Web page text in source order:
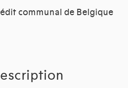
communal de Belgique